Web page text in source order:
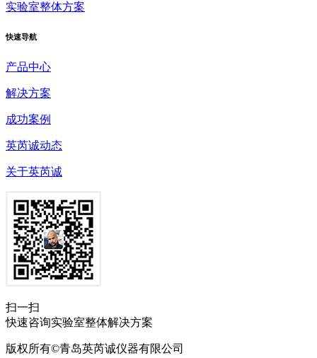
实验室整体方案
快速导航
产品中心
解决方案
成功案例
英芮诚动态
关于英芮诚
扫一扫
快速咨询实验室整体解决方案
版权所有©青岛英芮诚仪器有限公司